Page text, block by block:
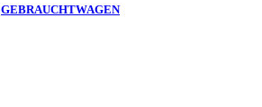
GEBRAUCHTWAGEN